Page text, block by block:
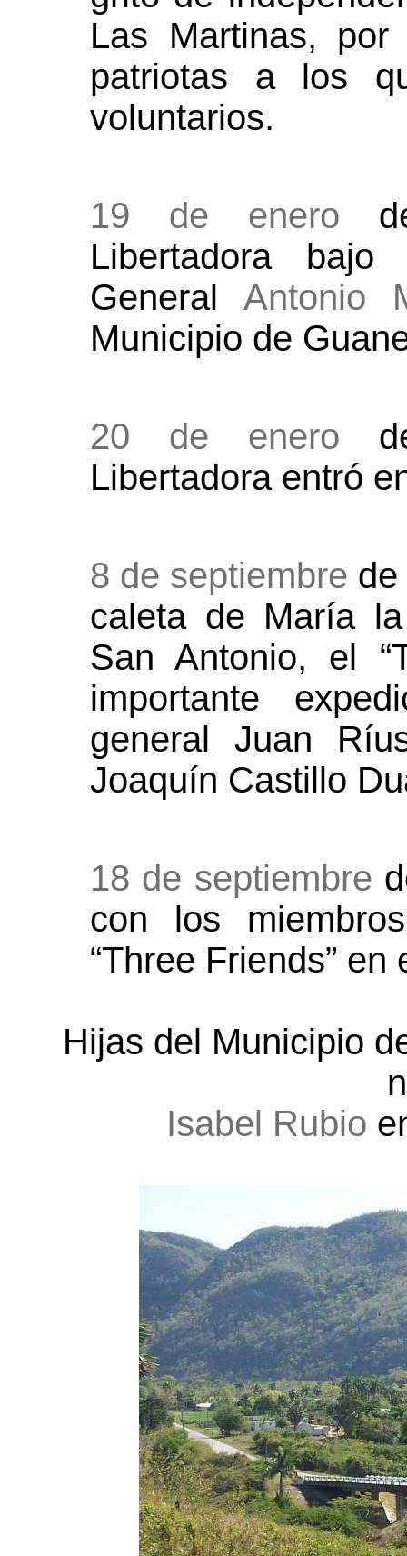
Las Martinas,
patriotas a los
voluntarios.
19 de enero
Libertadora
General Antonio
Municipio de
20 de enero
Libertadora entró
8 de septiembre de
caleta de María
San Antonio, el
importante
general Juan
Joaquín Castillo
18 de septiembre
con los
“Three Friends”
Hijas del Municipio
Isabel Rubio